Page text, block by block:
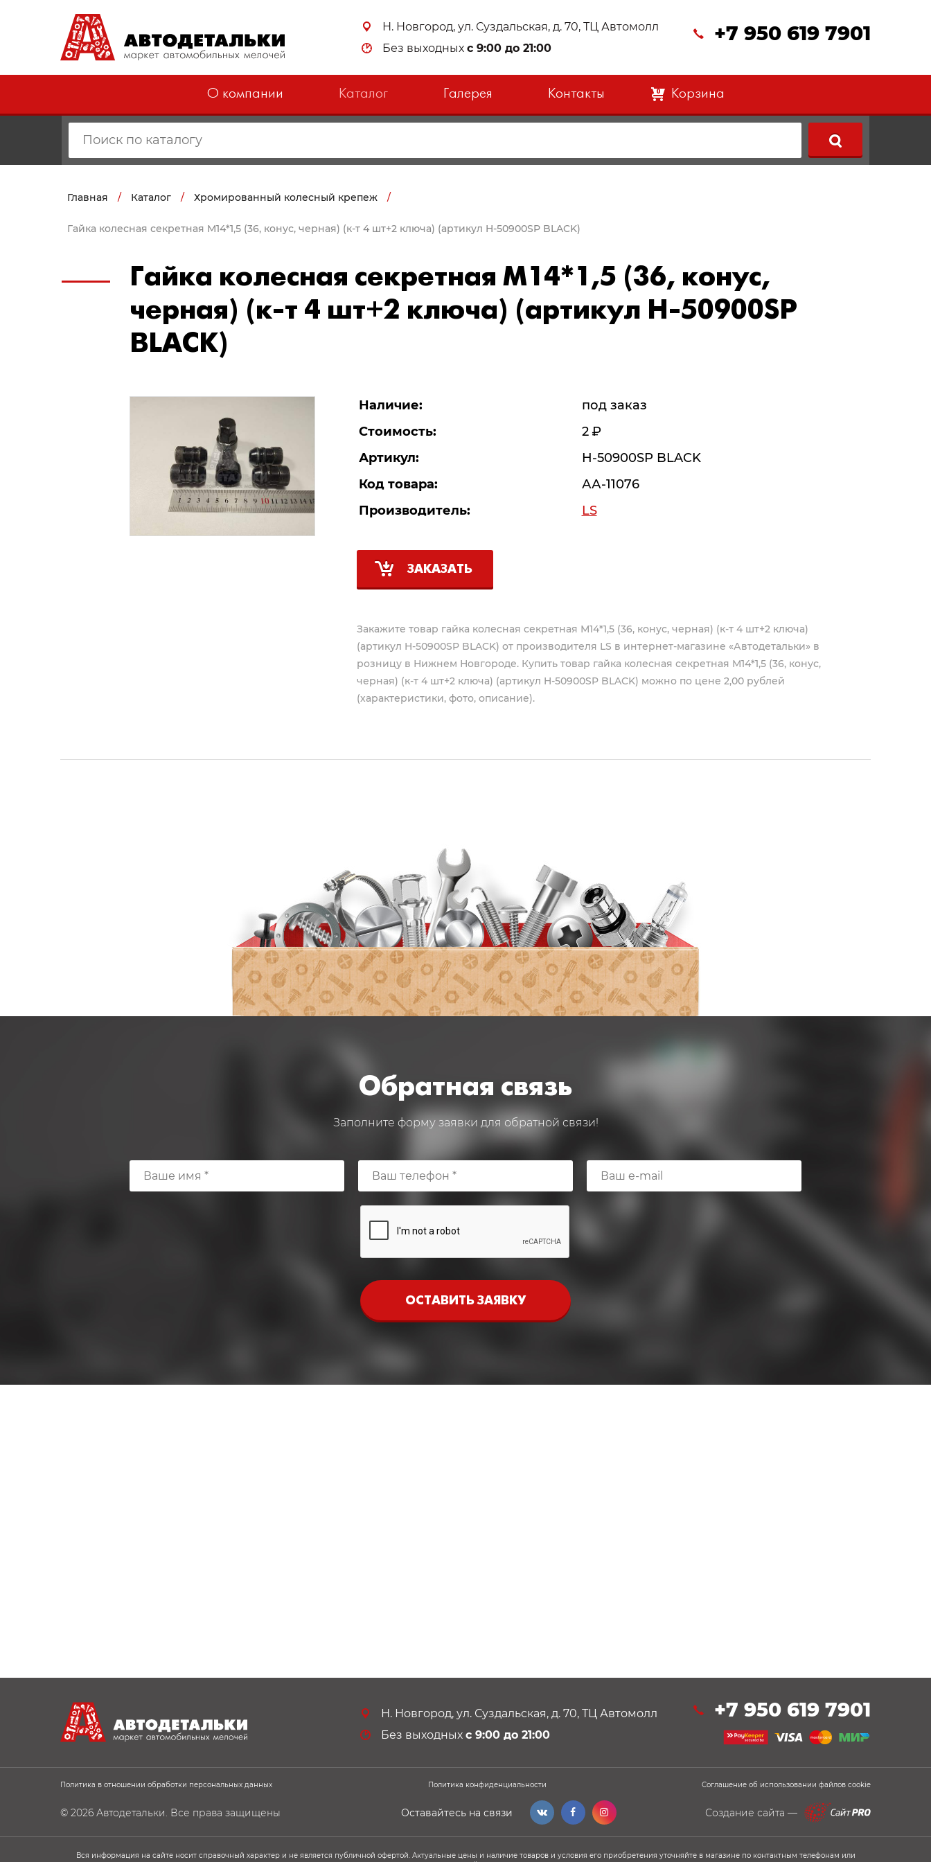
Н. Новгород, ул. Суздальская, д. 70, ТЦ Автомолл
Без выходных с 9:00 до 21:00
+7 950 619 7901
О компании Каталог Галерея Контакты 0 Корзина
Главная / Каталог / Хромированный колесный крепеж /
Гайка колесная секретная М14*1,5 (36, конус, черная) (к-т 4 шт+2 ключа) (артикул H-50900SP BLACK)
Гайка колесная секретная М14*1,5 (36, конус,
черная) (к-т 4 шт+2 ключа) (артикул H-50900SP
BLACK)
Наличие:
под заказ
Стоимость:
2 Р
Артикул:
H-50900SP BLACK
Код товара:
АА-11076
Производитель:
LS
ЗАКАЗАТЬ
Закажите товар гайка колесная секретная М14*1,5 (36, конус, черная) (к-т 4 шт+2 ключа)
(артикул H-50900SP BLACK) от производителя LS в интернет-магазине «Автодетальки» в
розницу в Нижнем Новгороде. Купить товар гайка колесная секретная М14*1,5 (36, конус,
черная) (к-т 4 шт+2 ключа) (артикул H-50900SP BLACK) можно по цене 2,00 рублей
(характеристики, фото, описание).
Обратная связь
Заполните форму заявки для обратной связи!
ОСТАВИТЬ ЗАЯВКУ
Н. Новгород, ул. Суздальская, д. 70, ТЦ Автомолл
Без выходных с 9:00 до 21:00
+7 950 619 7901
Политика в отношении обработки персональных данных Политика конфиденциальности Соглашение об использовании файлов cookie
© 2026 Автодетальки. Все права защищены Оставайтесь на связи Создание сайта —
Вся информация на сайте носит справочный характер и не является публичной офертой. Актуальные цены и наличие товаров и условия его приобретения уточняйте в магазине по контактным телефонам или